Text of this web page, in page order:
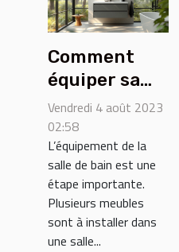
Comment
équiper sa
salle de bain
?
Vendredi 4 août 2023
02:58
L’équipement de la
salle de bain est une
étape importante.
Plusieurs meubles
sont à installer dans
une salle...